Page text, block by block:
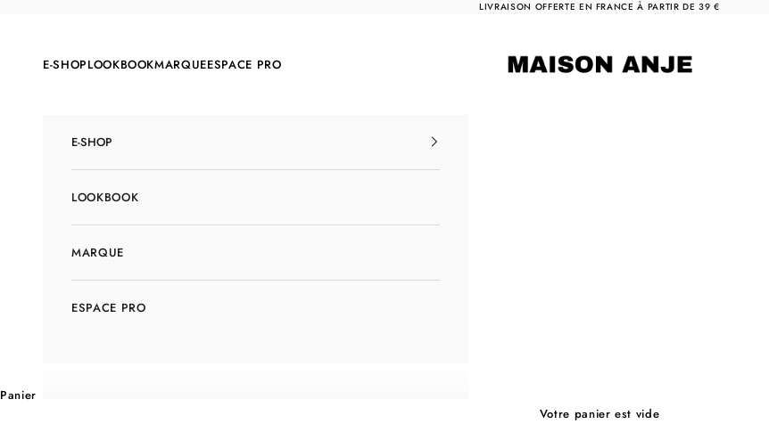
LIVRAISON OFFERTE EN FRANCE À PARTIR DE 39 €
E-SHOPLOOKBOOKMARQUEESPACE PRO
E-SHOP
LOOKBOOK
MARQUE
ESPACE PRO
Panier
Votre panier est vide